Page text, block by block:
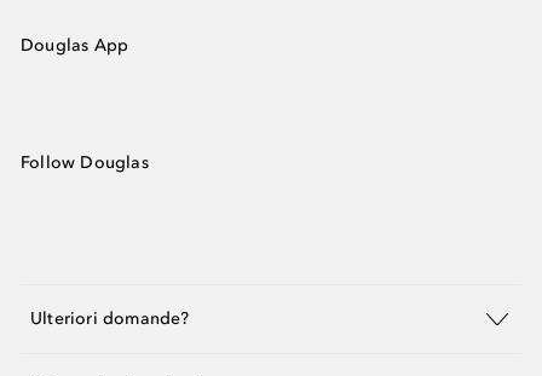
Douglas App
Follow Douglas
Ulteriori domande?